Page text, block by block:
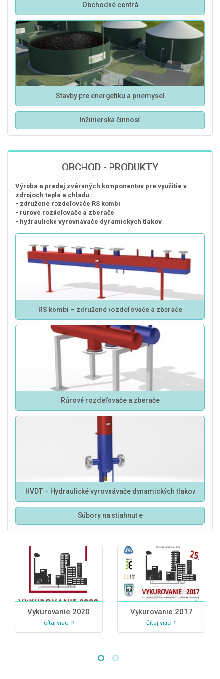
Obchodné centrá
Stavby pre energetiku a priemysel
Inžinierska činnosť
OBCHOD - PRODUKTY
Výroba a predaj zváraných komponentov pre využitie v
zdrojoch tepla a chladu :
- združené rozdeľovače RS kombi
- rúrové rozdeľovače a zberače
- hydraulické vyrovnávače dynamických tlakov
RS kombi – združené rozdeľovače a zberače
Rúrové rozdeľovače a zberače
HVDT – Hydraulické vyrovnávače dynamických tlakov
Súbory na stiahnutie
Vykurovanie 2020
čítaj viac
Vykurovanie 2017
čítaj viac